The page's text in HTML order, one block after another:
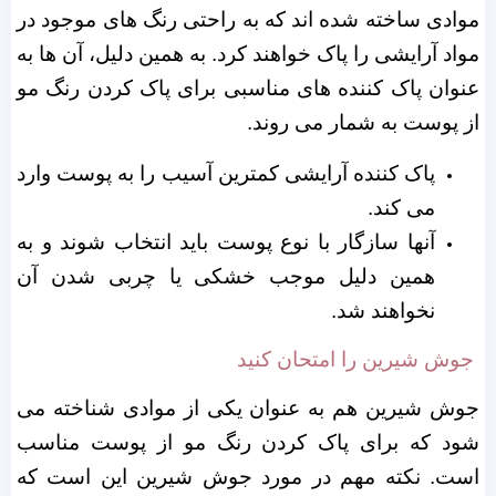
موادی ساخته شده اند که به راحتی رنگ های موجود در
مواد آرایشی را پاک خواهند کرد. به همین دلیل، آن ها به
عنوان پاک کننده های مناسبی برای پاک کردن رنگ مو
از پوست به شمار می روند.
پاک کننده آرایشی کمترین آسیب را به پوست وارد
می کند.
آنها سازگار با نوع پوست باید انتخاب شوند و به
همین دلیل موجب خشکی یا چربی شدن آن
نخواهند شد.
جوش شیرین را امتحان کنید
جوش شیرین هم به عنوان یکی از موادی شناخته می
شود که برای پاک کردن رنگ مو از پوست مناسب
است. نکته مهم در مورد جوش شیرین این است که